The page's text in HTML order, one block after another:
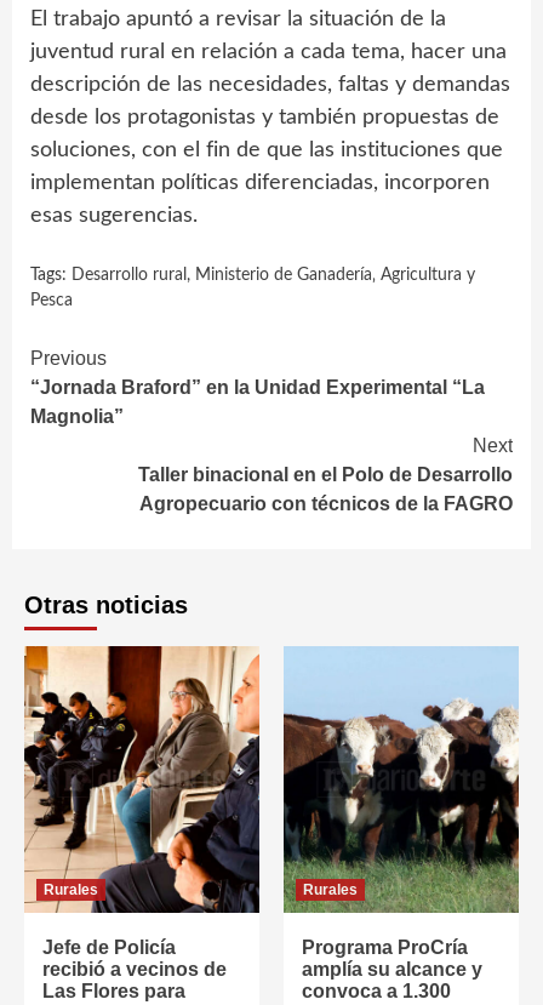
El trabajo apuntó a revisar la situación de la
juventud rural en relación a cada tema, hacer una
descripción de las necesidades, faltas y demandas
desde los protagonistas y también propuestas de
soluciones, con el fin de que las instituciones que
implementan políticas diferenciadas, incorporen
esas sugerencias.
Tags: Desarrollo rural , Ministerio de Ganadería‚ Agricultura y
Pesca
Continue
Reading
Previous
“Jornada Braford” en la Unidad Experimental “La
Magnolia”
Next
Taller binacional en el Polo de Desarrollo
Agropecuario con técnicos de la FAGRO
Otras noticias
Rurales
Jefe de Policía
recibió a vecinos de
Las Flores para
Rurales
Programa ProCría
amplía su alcance y
convoca a 1.300